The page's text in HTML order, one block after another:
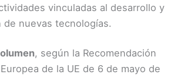
vinculadas al desarrollo y
de nuevas tecnologías.
, según la Recomendación
de la UE de 6 de mayo de